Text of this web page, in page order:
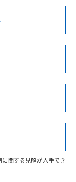
以下を必ずお読
Cr(VI)
関する見解が入手でき